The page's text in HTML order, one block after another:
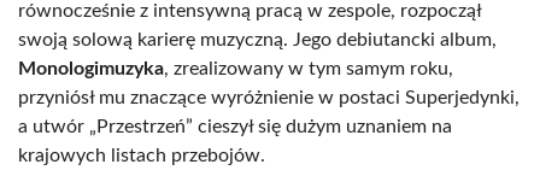
równocześnie z intensywną pracą w zespole, rozpoczął
swoją solową karierę muzyczną. Jego debiutancki album,
Monologimuzyka, zrealizowany w tym samym roku,
przyniósł mu znaczące wyróżnienie w postaci Superjedynki,
a utwór „Przestrzeń” cieszył się dużym uznaniem na
krajowych listach przebojów.